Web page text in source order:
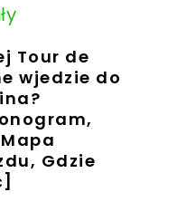
Tour de
wjedzie do
Gdzie